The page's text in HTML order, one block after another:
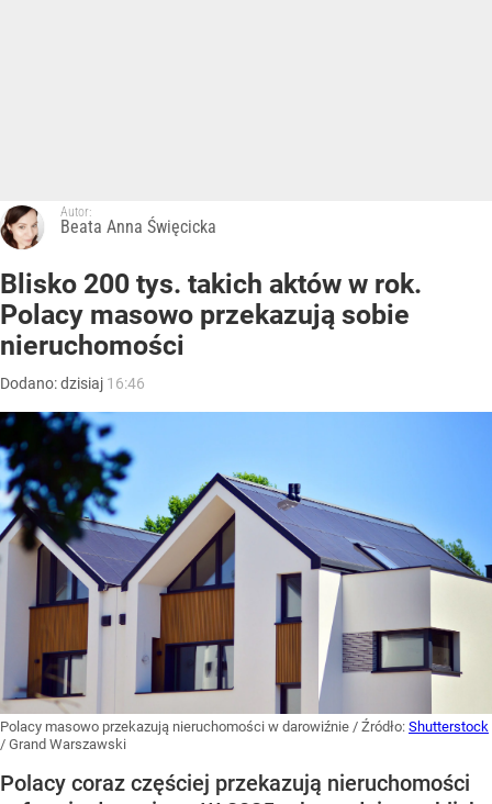
Autor:
Beata Anna Święcicka
Blisko 200 tys. takich aktów w rok.
Polacy masowo przekazują sobie
nieruchomości
Dodano:dzisiaj 16:46
Polacy masowo przekazują nieruchomości w darowiźnie / Źródło: Shutterstock
/ Grand Warszawski
Polacy coraz częściej przekazują nieruchomości